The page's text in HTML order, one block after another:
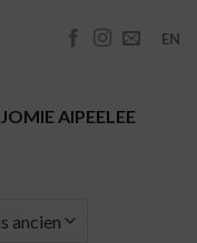
EN
JOMIE AIPEELEE